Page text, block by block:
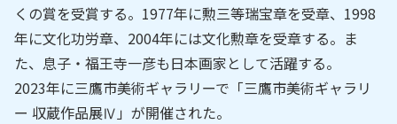
くの賞を受賞する。1977年に勲三等瑞宝章を受章、1998
年に文化功労章、2004年には文化勲章を受章する。ま
た、息子・福王寺一彦も日本画家として活躍する。
2023年に三鷹市美術ギャラリーで「三鷹市美術ギャラリ
ー 収蔵作品展Ⅳ」が開催された。